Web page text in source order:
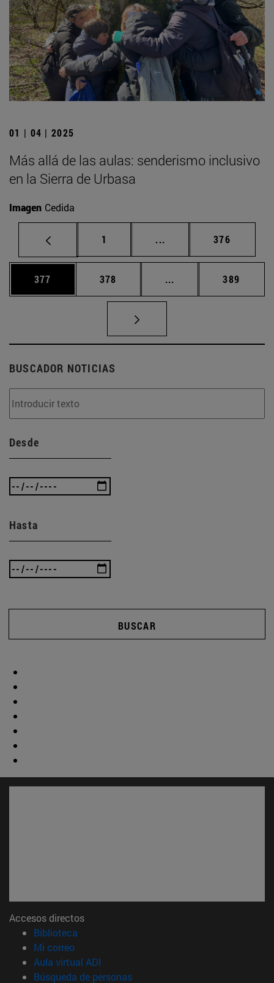
01 | 04 | 2025
Más allá de las aulas: senderismo inclusivo
en la Sierra de Urbasa
Imagen Cedida
Página
1 ... Páginas intermedias
Página
376
Página
377 Página
378 ... Páginas intermedias
Página
389
BUSCADOR NOTICIAS
Desde
Hasta
BUSCAR
Accesos directos
Biblioteca
Mi correo(abre en nueva ventana)
Aula virtual ADI
Búsqueda de personas(abre en nueva ventana)